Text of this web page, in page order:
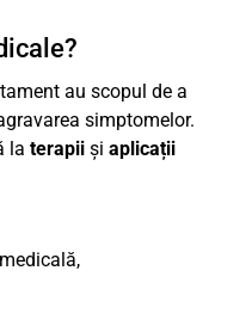
au scopul de a
simptomelor.
la terapii și aplicații